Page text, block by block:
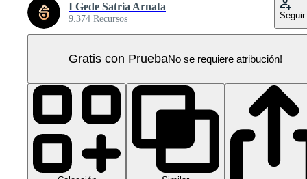
I Gede Satria Arnata
9.374 Recursos Seguir
Gratis con PruebaNo se requiere atribución!